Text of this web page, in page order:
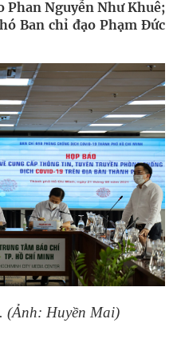
Phan Nguyễn Như Khuê;
Ban chỉ đạo Phạm Đức
(Ảnh: Huyền Mai)